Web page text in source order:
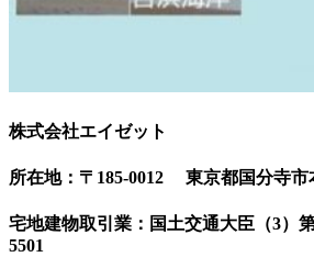
株式会社エイゼット
所在地：〒185-0012 東京都国分寺市
宅地建物取引業：国土交通大臣（3）
5501